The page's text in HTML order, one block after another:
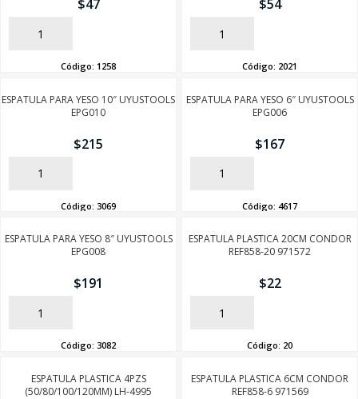
$47
AÑADIR
Código: 1258
$54
AÑADIR
Código: 2021
ESPATULA PARA YESO 10″ UYUSTOOLS
EPG010
$215
AÑADIR
Código: 3069
ESPATULA PARA YESO 6″ UYUSTOOLS
EPG006
$167
AÑADIR
Código: 4617
ESPATULA PARA YESO 8″ UYUSTOOLS
EPG008
$191
AÑADIR
Código: 3082
ESPATULA PLASTICA 20CM CONDOR
REF858-20 971572
$22
AÑADIR
Código: 20
ESPATULA PLASTICA 4PZS
(50/80/100/120MM) LH-4995
ESPATULA PLASTICA 6CM CONDOR
REF858-6 971569
SEGUÍ COMPRANDO